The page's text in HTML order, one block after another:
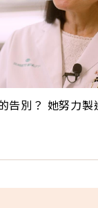
告別？ 她努力製
神父 為台灣奉獻
講台語！」
搬回台灣找快樂
逗樂上萬爺奶：
界紀錄 成為全球
密原來是「這個」
夢…黑手阿伯拉
讚！